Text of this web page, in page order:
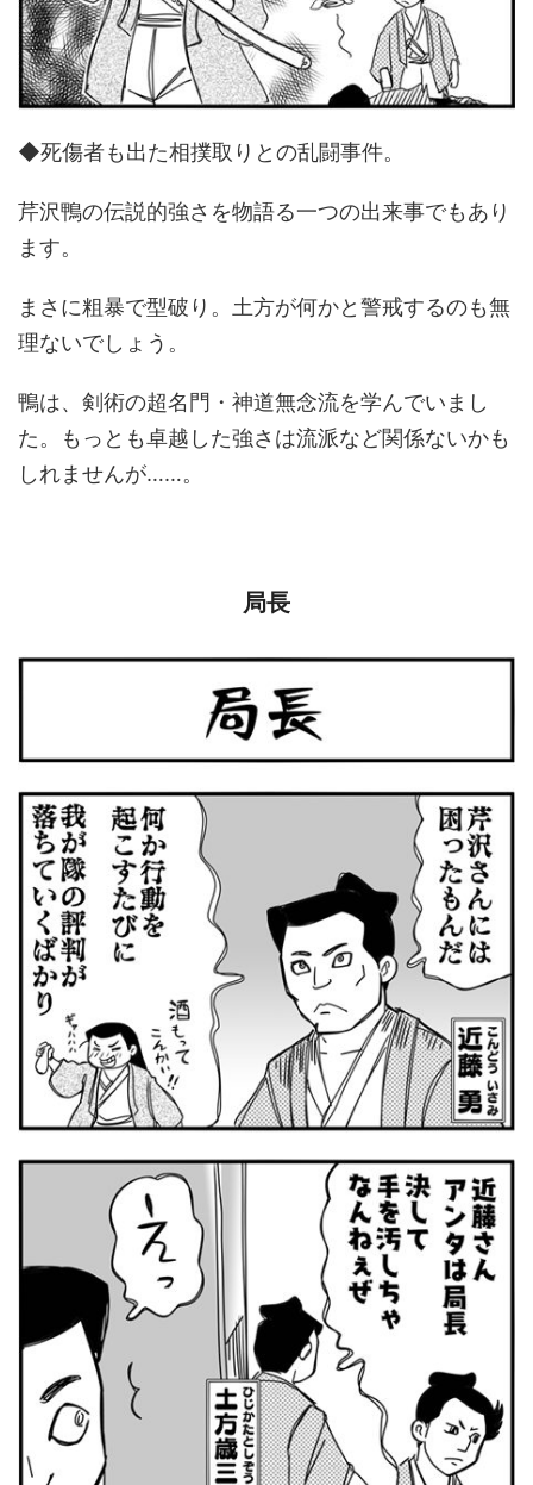
◆死傷者も出た相撲取りとの乱闘事件。
芹沢鴨の伝説的強さを物語る一つの出来事でもあり
ます。
まさに粗暴で型破り。土方が何かと警戒するのも無
理ないでしょう。
鴨は、剣術の超名門・神道無念流を学んでいまし
た。もっとも卓越した強さは流派など関係ないかも
しれませんが……。
局長